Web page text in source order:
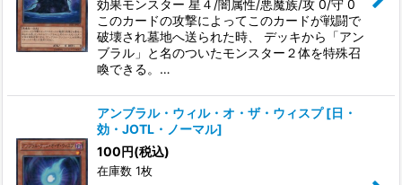
効果モンスター 星４/闇属性/悪魔族/攻 0/守 0
このカードの攻撃によってこのカードが戦闘で
破壊され墓地へ送られた時、 デッキから「アン
ブラル」と名のついたモンスター２体を特殊召
喚できる。…
アンブラル・ウィル・オ・ザ・ウィスプ [日・
効・JOTL・ノーマル]
100円(税込)
在庫数 1枚